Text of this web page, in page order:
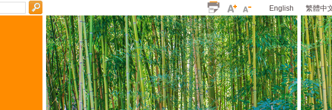
English 繁體中